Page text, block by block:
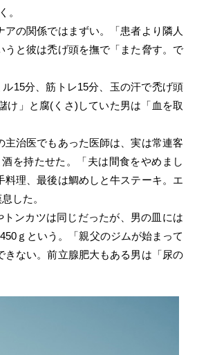
。
の関係ではまずい。「患者より隣人
と彼は禿げ頭を撫で「また脅す。で
15分、筋トレ15分、玉の汗で禿げ頭
け」と腐(くさ)していた男は「血を取
治医でもあった医師は、実は常連客
を持たせた。「夫は間食をやめまし
理、最後は鯛めしと牛ステーキ。エ
した。
ンカツは同じだったが、男の皿には
ｇという。「親父のジムが始まって
ない。前立腺肥大もある男は「尿の